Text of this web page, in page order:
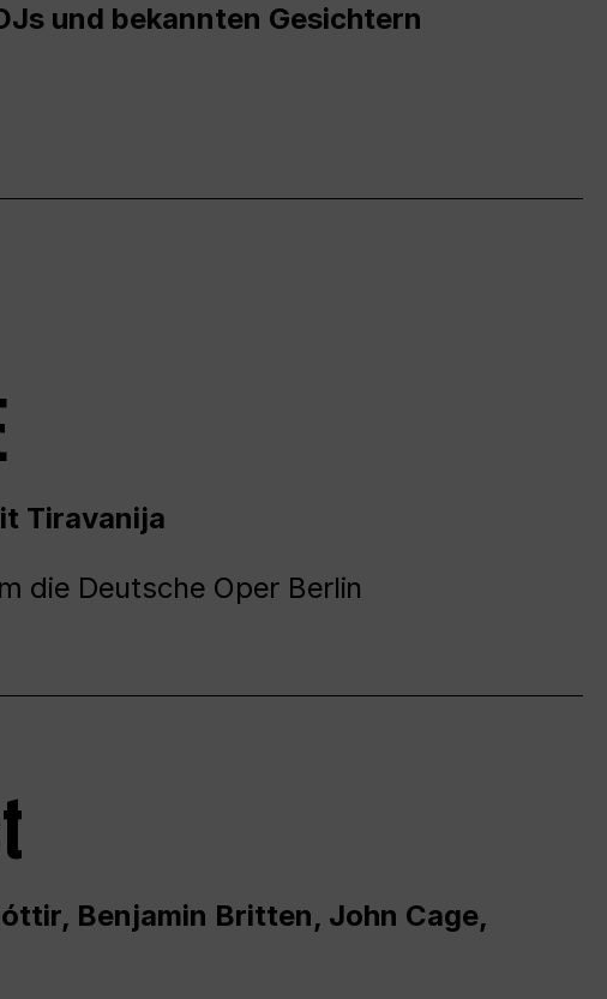
und bekannten Gesichtern
Tiravanija
die Deutsche Oper Berlin
Benjamin Britten, John Cage,